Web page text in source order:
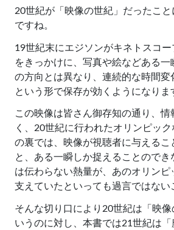
20世紀が「映像の世紀」だったこ
ですね。
19世紀末にエジソンがキネトスコー
をきっかけに、写真や絵などある一
の方向とは異なり、連続的な時間変
という形で保存が効くようになりま
この映像は皆さん御存知の通り、情
く、20世紀に行われたオリンピック
の裏では、映像が視聴者に与えるこ
と、ある一瞬しか捉えることので
は伝わらない熱量が、あのオリンピ
支えていたといっても過言ではない
そんな切り口により20世紀は「映像
いうのに対し、本書では21世紀は「